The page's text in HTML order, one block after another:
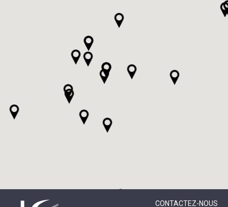
CONTACTEZ-NOUS